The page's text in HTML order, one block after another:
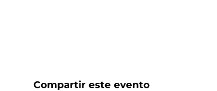
Compartir este evento